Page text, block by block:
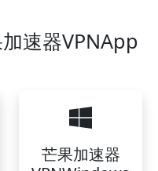
速器VPNApp
芒果加速器